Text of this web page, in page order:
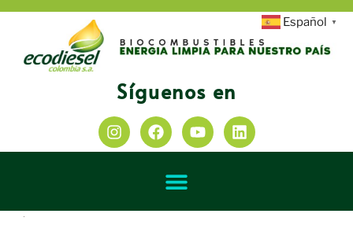
Síguenos en
Español ▼